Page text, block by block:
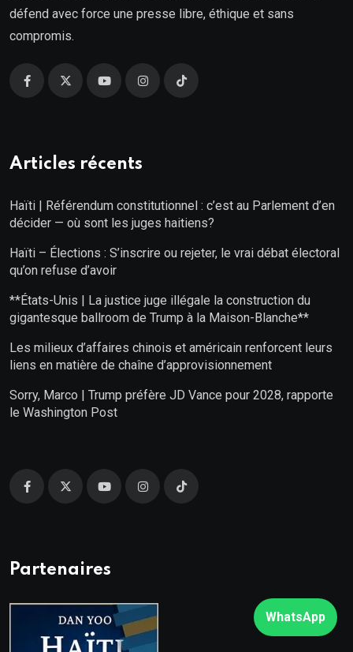
WhatsApp
défend avec force une presse libre, éthique et sans
compromis.
Articles récents
Haïti | Référendum constitutionnel : c’est au Parlement d’en
décider — où sont les juges haitiens?
Haïti – Élections : S’inscrire ou rejeter, le vrai débat électoral
qu’on refuse d’avoir
**États-Unis | La justice juge illégale la construction du
gigantesque ballroom de Trump à la Maison-Blanche**
Les milieux d’affaires chinois et américain renforcent leurs
liens en matière de chaîne d’approvisionnement
Sorry, Marco | Trump préfère JD Vance pour 2028, rapporte
le Washington Post
Partenaires